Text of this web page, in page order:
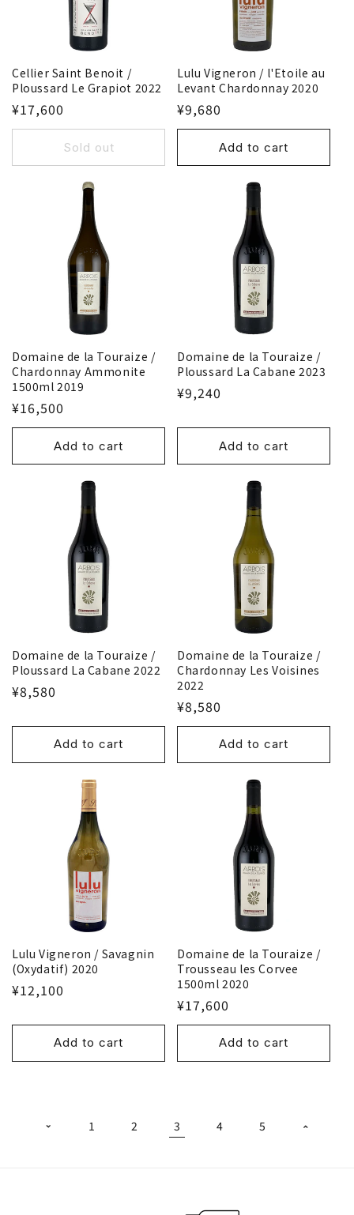
Cellier Saint Benoit /
Ploussard Le Grapiot 2022
¥17,600
Sold out
Lulu Vigneron / l'Etoile au
Levant Chardonnay 2020
¥9,680
Add to cart
Domaine de la Touraize /
Chardonnay Ammonite
1500ml 2019
¥16,500
Add to cart
Domaine de la Touraize /
Ploussard La Cabane 2023
¥9,240
Add to cart
Domaine de la Touraize /
Ploussard La Cabane 2022
¥8,580
Add to cart
Domaine de la Touraize /
Chardonnay Les Voisines
2022
¥8,580
Add to cart
Lulu Vigneron / Savagnin
(Oxydatif) 2020
¥12,100
Add to cart
Domaine de la Touraize /
Trousseau les Corvee
1500ml 2020
¥17,600
Add to cart
1 2 3 4 5